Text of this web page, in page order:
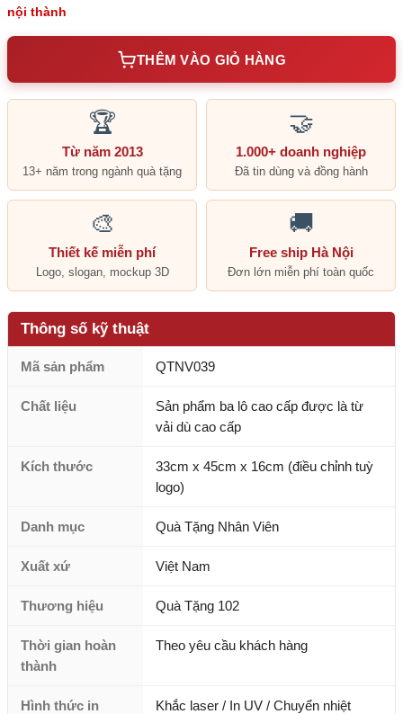
nội thành
THÊM VÀO GIỎ HÀNG
🏆
Từ năm 2013
13+ năm trong ngành quà tặng
🤝
1.000+ doanh nghiệp
Đã tin dùng và đồng hành
🎨
Thiết kế miễn phí
Logo, slogan, mockup 3D
🚚
Free ship Hà Nội
Đơn lớn miễn phí toàn quốc
Thông số kỹ thuật
Mã sản phẩm QTNV039
Chất liệu
Sản phẩm ba lô cao cấp được là từ
vải dù cao cấp
Kích thước
33cm x 45cm x 16cm (điều chỉnh tuỳ
logo)
Danh mục Quà Tặng Nhân Viên
Xuất xứ Việt Nam
Thương hiệu Quà Tặng 102
Thời gian hoàn
thành
Theo yêu cầu khách hàng
Hình thức in Khắc laser / In UV / Chuyển nhiệt